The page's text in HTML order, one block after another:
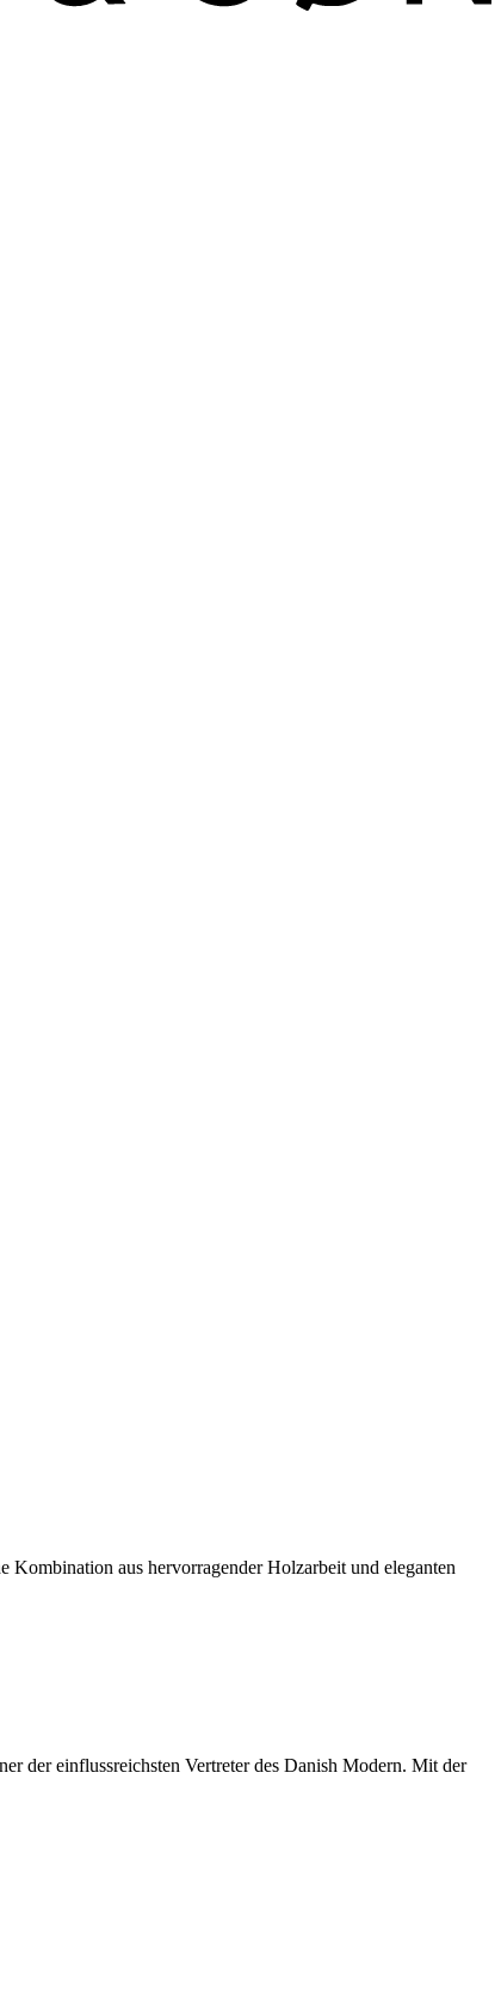
aus hervorragender Holzarbeit und eleganten
der einflussreichsten Vertreter des Danish Modern. Mit der